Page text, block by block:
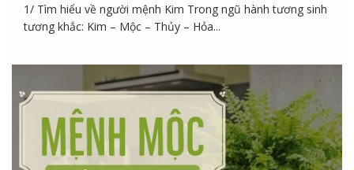
1/ Tìm hiểu về người mệnh Kim Trong ngũ hành tương sinh
tương khắc: Kim – Mộc – Thủy – Hỏa...